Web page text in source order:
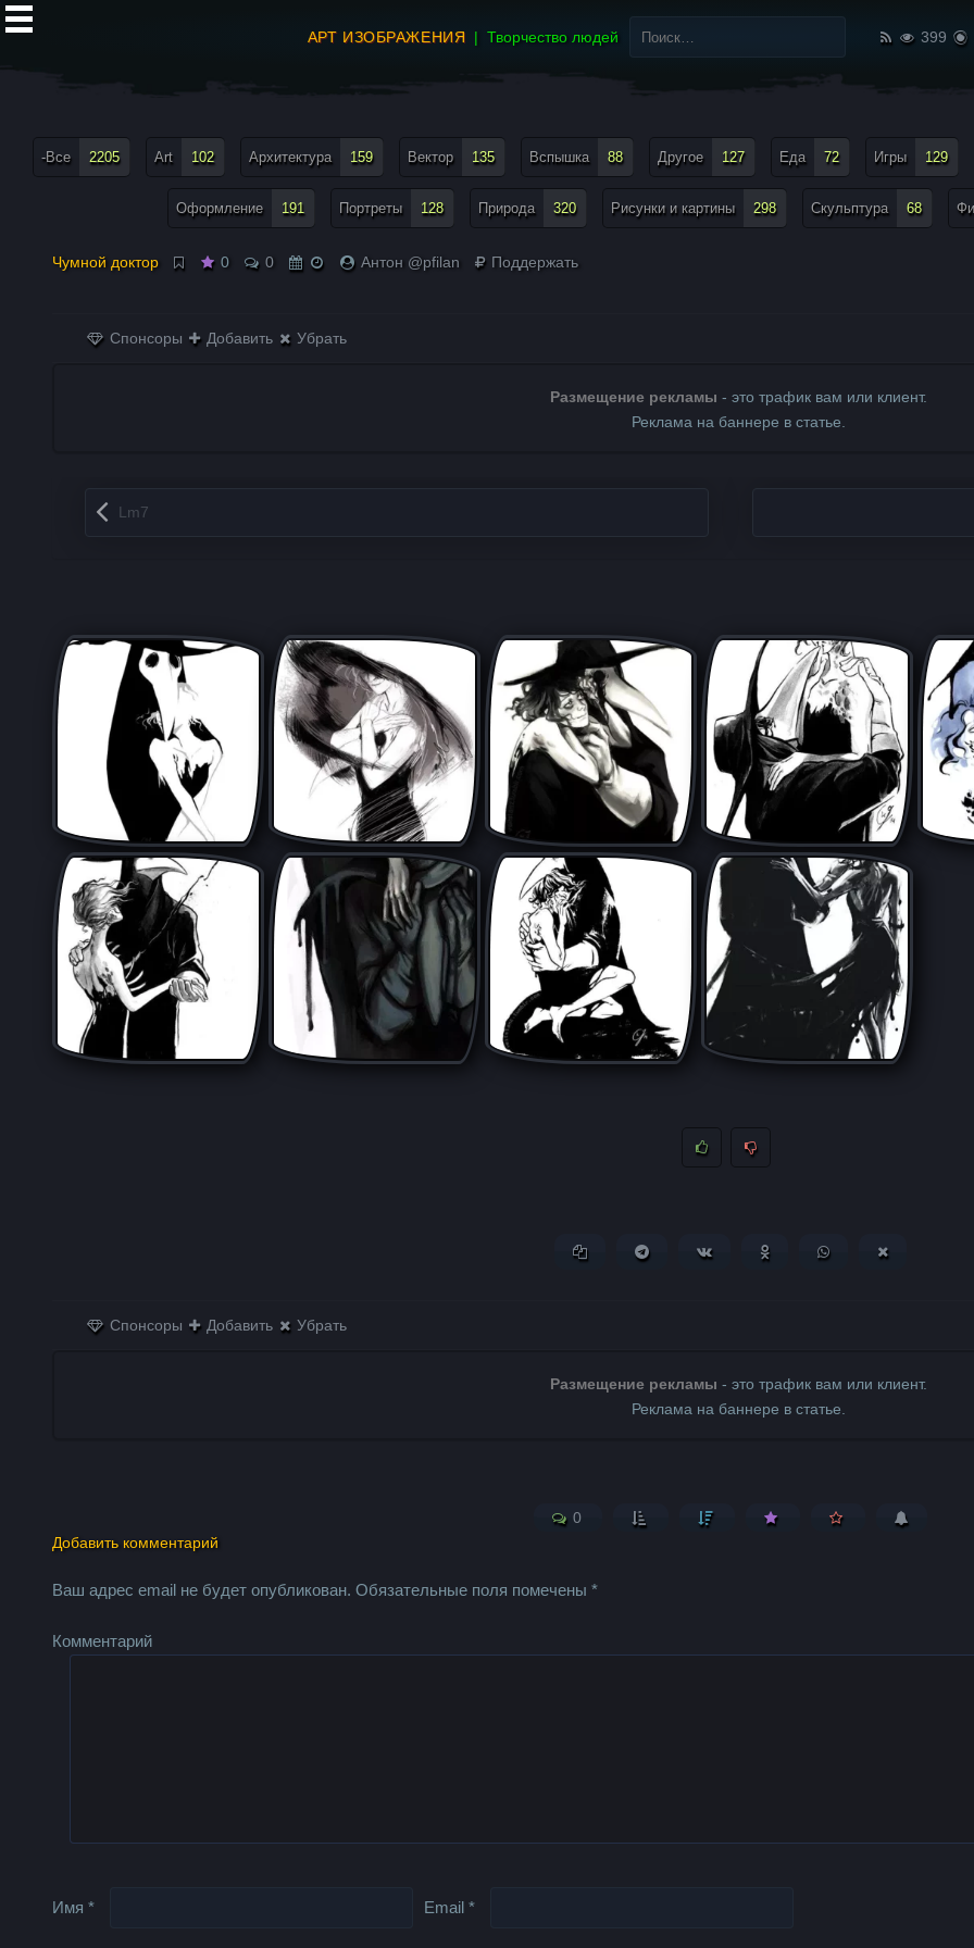
АРТ ИЗОБРАЖЕНИЯ Творчество людей
Найти:
399
-Все 2205 Art 102 Архитектура 159 Вектор 135 Вспышка 88 Другое 127 Еда 72 Игры 129
Оформление 191 Портреты 128 Природа 320 Рисунки и картины 298 Скульптура 68
Чумной доктор 0 0 Антон @pfilan Поддержать
Спонсоры Добавить Убрать
Размещение рекламы - это трафик вам или клиент.
Реклама на баннере в статье.
Запись навигация
Lm7
Копировать ссылкуПоделиться в Telegram
Поделиться ВКонтакте
Поделиться вПоделиться в
Спонсоры Добавить Убрать
Размещение рекламы - это трафик вам или клиент.
Реклама на баннере в статье.
0
Добавить комментарий
Ваш адрес email не будет опубликован. Обязательные поля помечены*
Комментарий
Имя* Email*